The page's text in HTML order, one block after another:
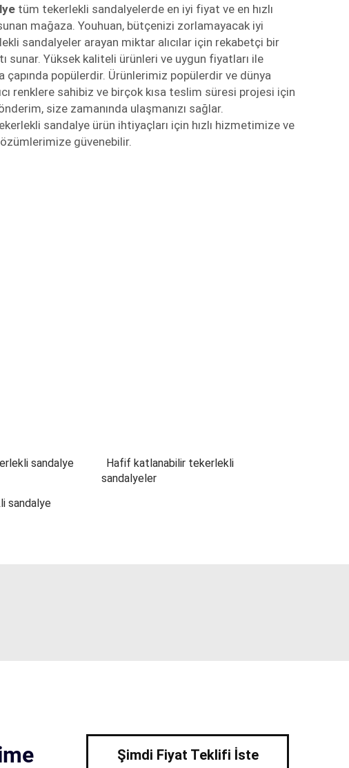
tüm tekerlekli sandalyelerde en iyi fiyat ve en hızlı
mağaza. Youhuan, bütçenizi zorlamayacak iyi
sandalyeler arayan miktar alıcılar için rekabetçi bir
sunar. Yüksek kaliteli ürünleri ve uygun fiyatları ile
çapında popülerdir. Ürünlerimiz popülerdir ve dünya
renklere sahibiz ve birçok kısa teslim süresi projesi için
size zamanında ulaşmanızı sağlar.
sandalye ürün ihtiyaçları için hızlı hizmetimize ve
güvenebilir.
sandalye
Hafif katlanabilir tekerlekli
sandalyeler
sandalye
Şimdi Fiyat Teklifi İste